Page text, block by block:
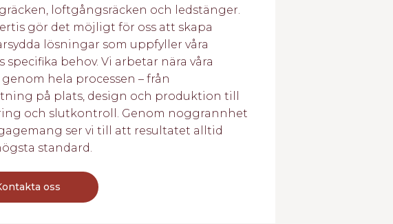
loftgångsräcken och ledstänger.
gör det möjligt för oss att skapa
lösningar som uppfyller våra
specifika behov. Vi arbetar nära våra
hela processen – från
på plats, design och produktion till
och slutkontroll. Genom noggrannhet
ser vi till att resultatet alltid
standard.
oss